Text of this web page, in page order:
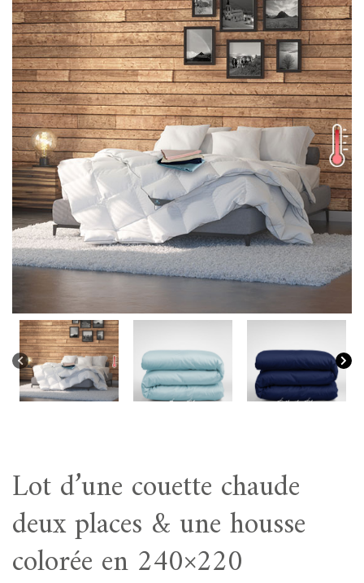
Lot d’une couette chaude
deux places & une housse
colorée en 240×220